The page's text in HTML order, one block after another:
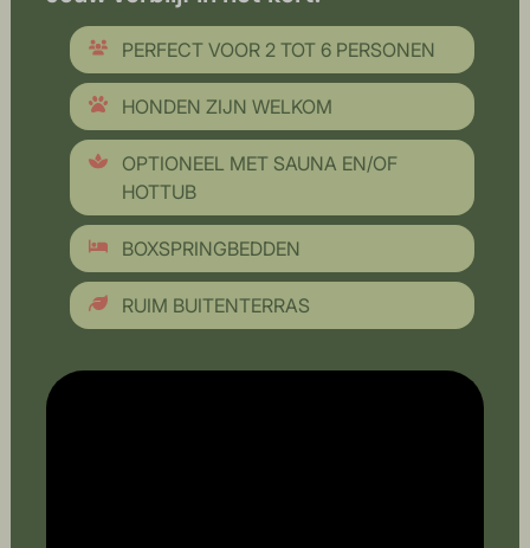
PERFECT VOOR 2 TOT 6 PERSONEN
HONDEN ZIJN WELKOM
OPTIONEEL MET SAUNA EN/OF
HOTTUB
BOXSPRINGBEDDEN
RUIM BUITENTERRAS